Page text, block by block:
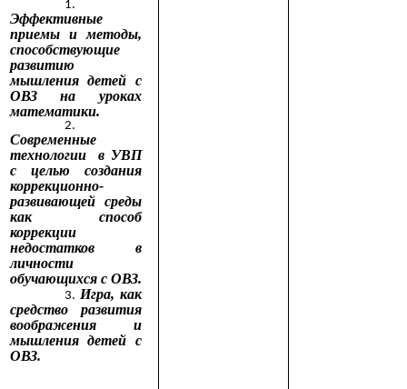
Эффективные
приемы и методы,
способствующие
развитию
мышления детей с
ОВЗ на уроках
математики.
Современные
технологии в УВП
с целью создания
коррекционно-
развивающей среды
как способ
коррекции
недостатков в
личности
обучающихся с ОВЗ.
Игра, как
средство развития
воображения и
мышления детей с
ОВЗ.